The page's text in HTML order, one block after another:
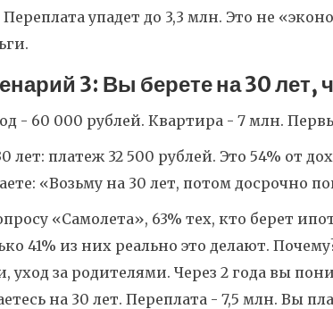
Переплата упадет до 3,3 млн. Это не
3: Вы берете на 30
- 60 000 рублей. Квартира - 7 млн.
лет: платеж 32 500 рублей. Это 54% от
«Возьму на 30 лет, потом досрочно
«Самолета», 63% тех, кто берет
41% из них реально это делают.
уход за родителями. Через 2 года вы
на 30 лет. Переплата - 7,5 млн. Вы